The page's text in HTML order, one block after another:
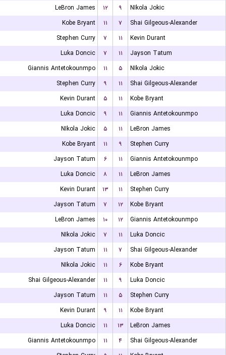
LeBron James
۱۲ ۹
NIkola Jokic
Kobe Bryant
۱۱ ۷
Shai Gilgeous-Alexander
Stephen Curry
۷ ۱۱
Kevin Durant
Luka Doncic
۷ ۱۱
Jayson Tatum
Giannis Antetokounmpo
۱۱ ۵
NIkola Jokic
Stephen Curry
۹ ۱۱
Shai Gilgeous-Alexander
Kevin Durant
۵ ۱۱
Kobe Bryant
Luka Doncic
۹ ۱۱
Giannis Antetokounmpo
NIkola Jokic
۵ ۱۱
LeBron James
Kobe Bryant
۱۱ ۹
Stephen Curry
Jayson Tatum
۶ ۱۱
Giannis Antetokounmpo
Luka Doncic
۸ ۱۱
LeBron James
Kevin Durant
۱۳ ۱۱
Stephen Curry
Jayson Tatum
۷ ۱۲
Kobe Bryant
LeBron James
۱۰ ۱۲
Giannis Antetokounmpo
NIkola Jokic
۷ ۱۱
Luka Doncic
Jayson Tatum
۱۱ ۷
Shai Gilgeous-Alexander
NIkola Jokic
۱۱ ۶
Kobe Bryant
Shai Gilgeous-Alexander
۱۱ ۹
Luka Doncic
Jayson Tatum
۱۱ ۵
Stephen Curry
Kevin Durant
۹ ۱۱
Kobe Bryant
Luka Doncic
۱۱ ۱۳
LeBron James
Giannis Antetokounmpo
۱۱ ۴
Shai Gilgeous-Alexander